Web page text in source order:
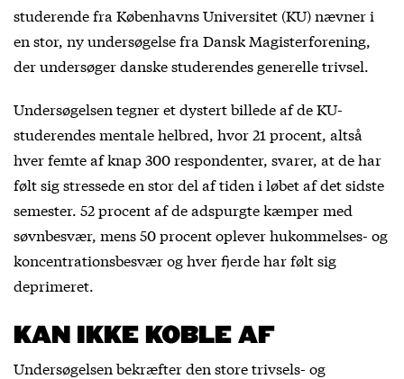
studerende fra Københavns Universitet (KU) nævner i
en stor, ny undersøgelse fra Dansk Magisterforening,
der undersøger danske studerendes generelle trivsel.
Undersøgelsen tegner et dystert billede af de KU-
studerendes mentale helbred, hvor 21 procent, altså
hver femte af knap 300 respondenter, svarer, at de har
følt sig stressede en stor del af tiden i løbet af det sidste
semester. 52 procent af de adspurgte kæmper med
søvnbesvær, mens 50 procent oplever hukommelses- og
koncentrationsbesvær og hver fjerde har følt sig
deprimeret.
KAN IKKE KOBLE AF
Undersøgelsen bekræfter den store trivsels- og